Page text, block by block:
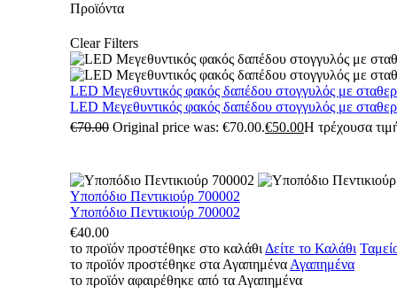
Προϊόντα
Clear Filters
LED Μεγεθυντικός φακός δαπέδου στογγυλός με
LED Μεγεθυντικός φακός δαπέδου στογγυλός με
€70.00 Original price was: €70.00.€50.00Η τρέχουσα
Υποπόδιο Πεντικιούρ 700002
Υποπόδιο Πεντικιούρ 700002
€40.00
το προϊόν προστέθηκε στο καλάθι Δείτε το Καλάθι
το προϊόν προστέθηκε στα Αγαπημένα Αγαπημένα
το προϊόν αφαιρέθηκε από τα Αγαπημένα